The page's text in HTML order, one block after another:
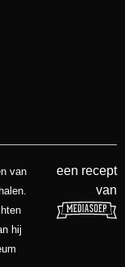
van
hij
een recept
van